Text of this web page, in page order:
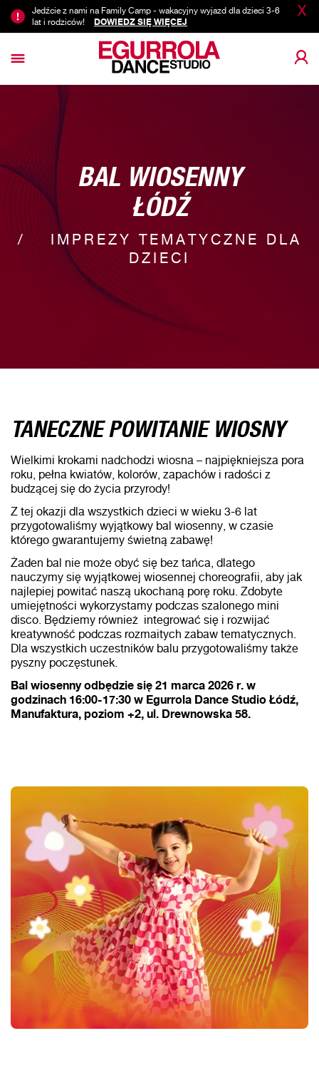
X
Jedźcie z nami na Family Camp - wakacyjny wyjazd dla dzieci 3-6
lat i rodziców!
DOWIEDZ SIĘ WIĘCEJ
BAL WIOSENNY
ŁÓDŹ
IMPREZY TEMATYCZNE DLA
DZIECI
TANECZNE POWITANIE WIOSNY
Wielkimi krokami nadchodzi wiosna – najpiękniejsza pora
roku, pełna kwiatów, kolorów, zapachów i radości z
budzącej się do życia przyrody!
Z tej okazji dla wszystkich dzieci w wieku 3-6 lat
przygotowaliśmy wyjątkowy bal wiosenny, w czasie
którego gwarantujemy świetną zabawę!
Żaden bal nie może obyć się bez tańca, dlatego
nauczymy się wyjątkowej wiosennej choreografii, aby jak
najlepiej powitać naszą ukochaną porę roku. Zdobyte
umiejętności wykorzystamy podczas szalonego mini
disco. Będziemy również integrować się i rozwijać
kreatywność podczas rozmaitych zabaw tematycznych.
Dla wszystkich uczestników balu przygotowaliśmy także
pyszny poczęstunek.
Bal wiosenny odbędzie się 21 marca 2026 r. w
godzinach 16:00-17:30 w Egurrola Dance Studio Łódź,
Manufaktura, poziom +2, ul. Drewnowska 58.